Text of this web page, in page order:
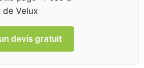
de Velux
devis gratuit